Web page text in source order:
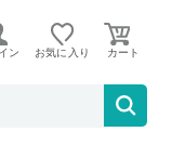
ン お気に入り
アーモンドプ